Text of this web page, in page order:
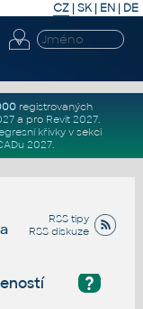
CZ | SK| EN | DE
registrovaných
a pro Revit 2027.
křivkyv sekci
2027.
RSS tipy
RSS diskuze
?